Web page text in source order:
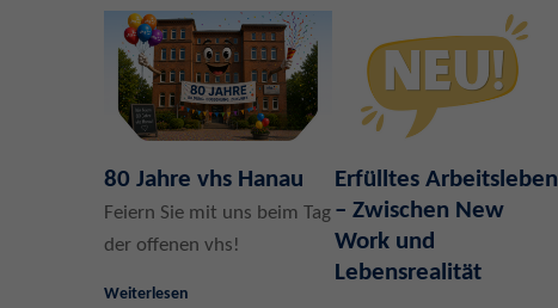
80 Jahre vhs Hanau
Feiern Sie mit uns beim Tag
der offenen vhs!
Weiterlesen
Erfülltes Arbeitsleben
– Zwischen New
Work und
Lebensrealität